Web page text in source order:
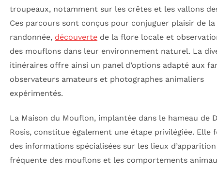
troupeaux, notamment sur les crêtes et les vallons
Ces parcours sont conçus pour conjuguer plaisir de la
randonnée, découverte de la flore locale et
des mouflons dans leur environnement naturel. La
itinéraires offre ainsi un panel d’options adapté aux
observateurs amateurs et photographes animaliers
expérimentés.
La Maison du Mouflon, implantée dans le hameau de
Rosis, constitue également une étape privilégiée. Elle
des informations spécialisées sur les lieux d’apparition
fréquente des mouflons et les comportements